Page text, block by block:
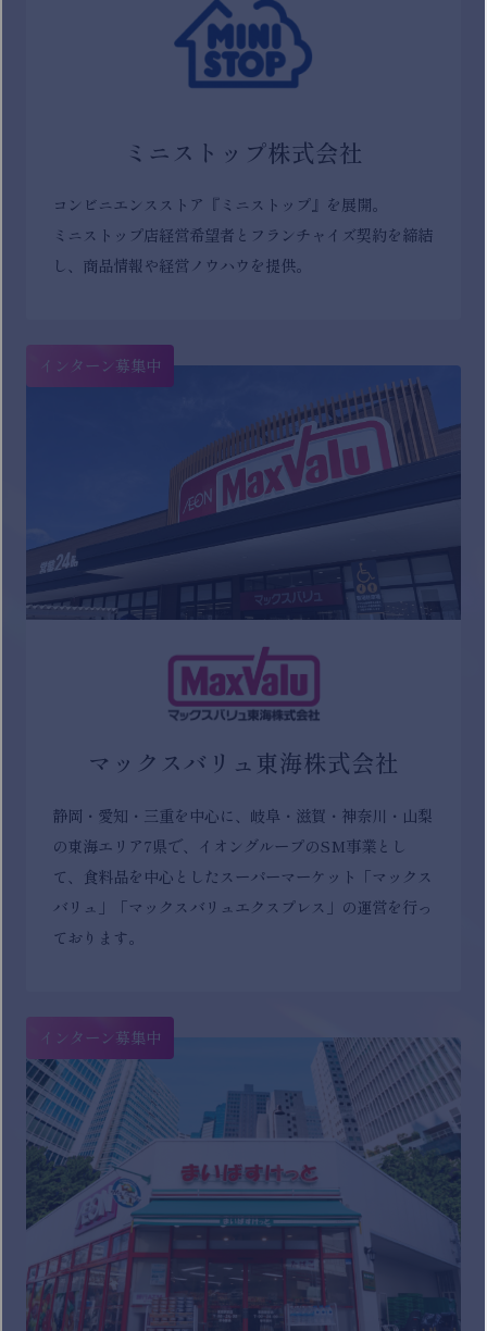
ミニストップ株式会社
コンビニエンスストア『ミニストップ』を展開。
ミニストップ店経営希望者とフランチャイズ契約を締結
し、商品情報や経営ノウハウを提供。
インターン募集中
マックスバリュ東海株式会社
静岡・愛知・三重を中心に、岐阜・滋賀・神奈川・山梨
の東海エリア7県で、イオングループのSM事業とし
て、食料品を中心としたスーパーマーケット「マックス
バリュ」「マックスバリュエクスプレス」の運営を行っ
ております。
インターン募集中